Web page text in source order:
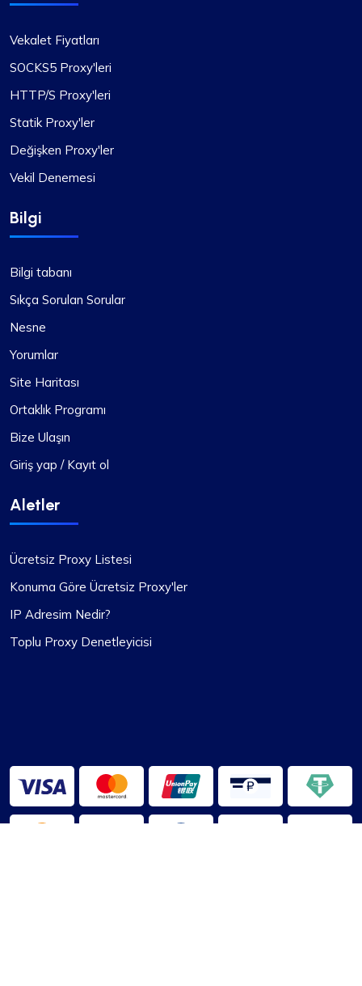
Vekalet Fiyatları
SOCKS5 Proxy'leri
HTTP/S Proxy'leri
Statik Proxy'ler
Değişken Proxy'ler
Vekil Denemesi
Bilgi
Bilgi tabanı
Sıkça Sorulan Sorular
Nesne
Yorumlar
Site Haritası
Ortaklık Programı
Bize Ulaşın
Giriş yap / Kayıt ol
Aletler
Ücretsiz Proxy Listesi
Konuma Göre Ücretsiz Proxy'ler
IP Adresim Nedir?
Toplu Proxy Denetleyicisi